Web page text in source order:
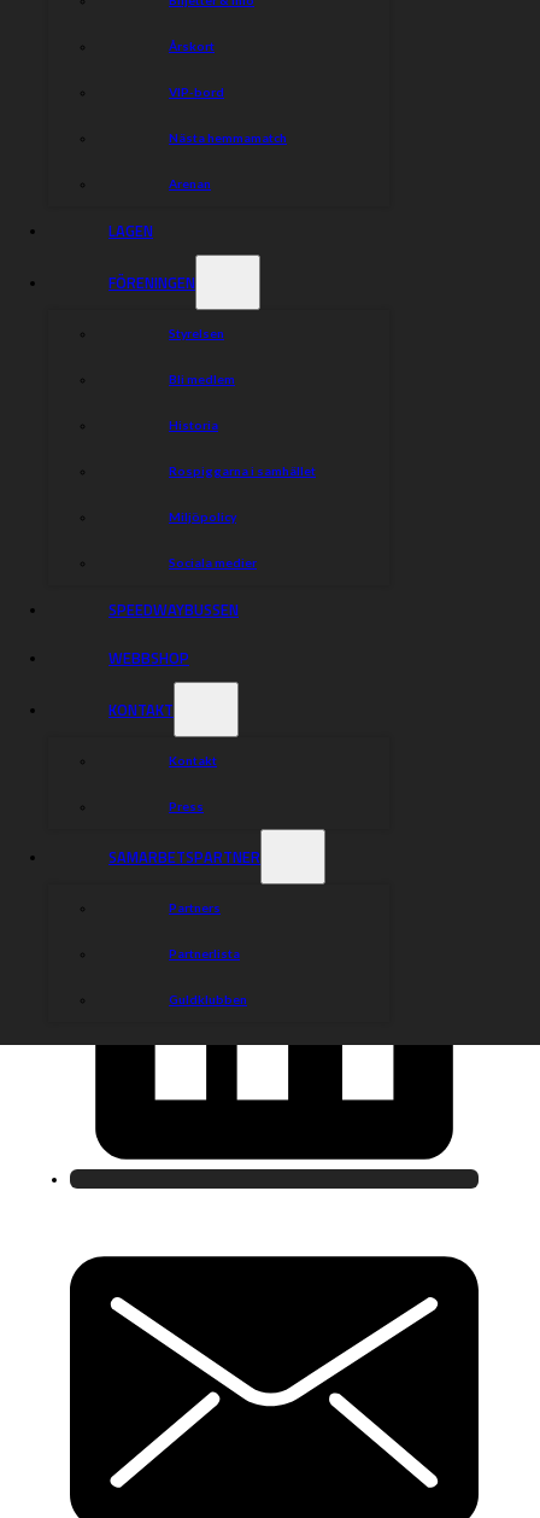
Årskort
VIP-bord
Nästa hemmamatch
Arenan
LAGEN
FÖRENINGEN
Styrelsen
Bli medlem
Historia
Rospiggarna i samhället
Miljöpolicy
Sociala medier
SPEEDWAYBUSSEN
WEBBSHOP
KONTAKT
Kontakt
Press
SAMARBETSPARTNER
Partners
Partnerlista
Guldklubben